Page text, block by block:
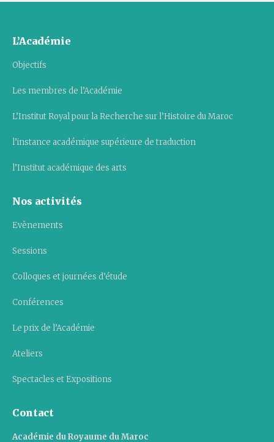
L’Académie
Objectifs
Les membres de l’Académie
L’Institut Royal pour la Recherche sur l’Histoire du Maroc
l’instance académique supérieure de traduction
l’Institut académique des arts
Nos activités
Evènements
Sessions
Colloques et journées d’étude
Conférences
Le prix de l’Académie
Ateliers
Spectacles et Expositions
Contact
Académie du Royaume du Maroc